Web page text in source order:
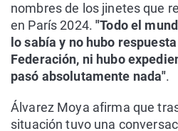
nombres de los jinetes que
en París 2024."Todo el
lo sabía y no hubo
Federación, ni hubo
pasó absolutamente nada".
Álvarez Moya afirma que
situación tuvo una